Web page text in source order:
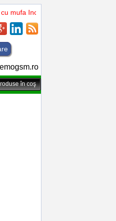
mufa Incarcare si microfon TCL 50
în coş